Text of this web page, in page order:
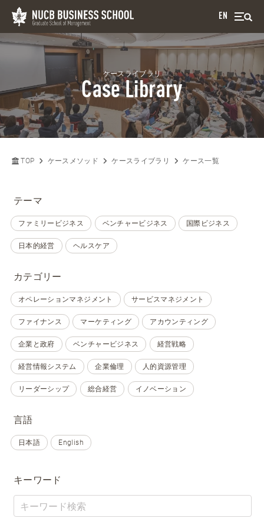
EN
ケースライブラリ
Case Library
TOP ケースメソッド ケースライブラリ ケース一覧
テーマ
ファミリービジネス ベンチャービジネス 国際ビジネス
日本的経営 ヘルスケア
カテゴリー
オペレーションマネジメント サービスマネジメント
ファイナンス マーケティング アカウンティング
企業と政府 ベンチャービジネス 経営戦略
経営情報システム 企業倫理 人的資源管理
リーダーシップ 総合経営 イノベーション
言語
日本語 English
キーワード